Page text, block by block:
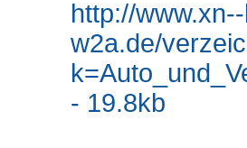
http://
w2a.de/
- 19.8kb